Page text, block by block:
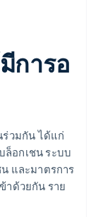
การอ
ร่วมกัน ได้แก่
อกเชน ระบบ
และมาตรการ
าด้วยกัน ราย